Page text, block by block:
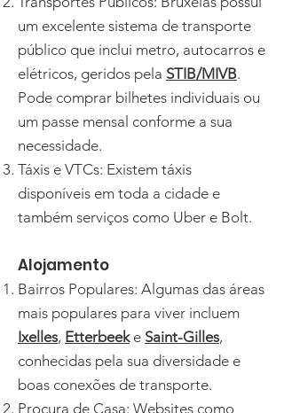
um excelente sistema de transporte
público que inclui metro, autocarros e
elétricos, geridos pela STIB/MIVB.
Pode comprar bilhetes individuais ou
um passe mensal conforme a sua
necessidade.
Táxis e VTCs: Existem táxis
disponíveis em toda a cidade e
também serviços como Uber e Bolt.
Alojamento
Bairros Populares: Algumas das áreas
mais populares para viver incluem
Ixelles, Etterbeeke Saint-Gilles,
conhecidas pela sua diversidade e
boas conexões de transporte.
Procura de Casa: Websites como